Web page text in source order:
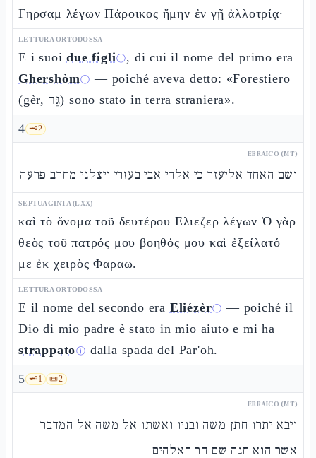
Γηρσαμ λέγων Πάροικος ἤμην ἐν γῇ ἀλλοτρίᾳ·
LETTURA ORTODOSSA
E i suoidue figliⓘ, di cui il nome del primo era
Ghershòmⓘ — poiché aveva detto: «Forestiero
(gèr, גֵּר) sono stato in terra straniera».
4 🗝️2
EBRAICO (MT)
ושם האחד אליעזר כי אלהי אבי בעזרי ויצלני מחרב פרעה
SEPTUAGINTA (LXX)
καὶ τὸ ὄνομα τοῦ δευτέρου Ελιεζερ λέγων Ὁ γὰρ
θεὸς τοῦ πατρός μου βοηθός μου καὶ ἐξείλατό
με ἐκ χειρὸς Φαραω.
LETTURA ORTODOSSA
E il nome del secondo era Eliézèrⓘ — poiché il
Dio di mio padre è stato in mio aiuto e mi ha
strappatoⓘ dalla spada del Par'oh.
5 🗝️1 📜2
EBRAICO (MT)
ויבא יתרו חתן משה ובניו ואשתו אל משה אל המדבר
אשר הוא חנה שם הר האלהים